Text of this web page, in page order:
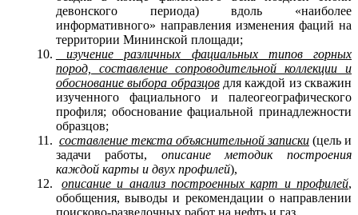
девонского периода) вдоль «наиболее
информативного» направления изменения фаций на
территории Мининской площади;
изучение различных фациальных типов горных
пород, составление сопроводительной коллекции и
обоснование выбора образцов для каждой из скважин
изученного фациального и палеогеографического
профиля; обоснование фациальной принадлежности
образцов;
составление текста объяснительной записки(цель и
задачи работы, описание методик построения
каждой карты и двух профилей),
описание и анализ построенных карт и профилей,
обобщения, выводы и рекомендации о направлении
поисково-разведочных работ на нефть и газ.